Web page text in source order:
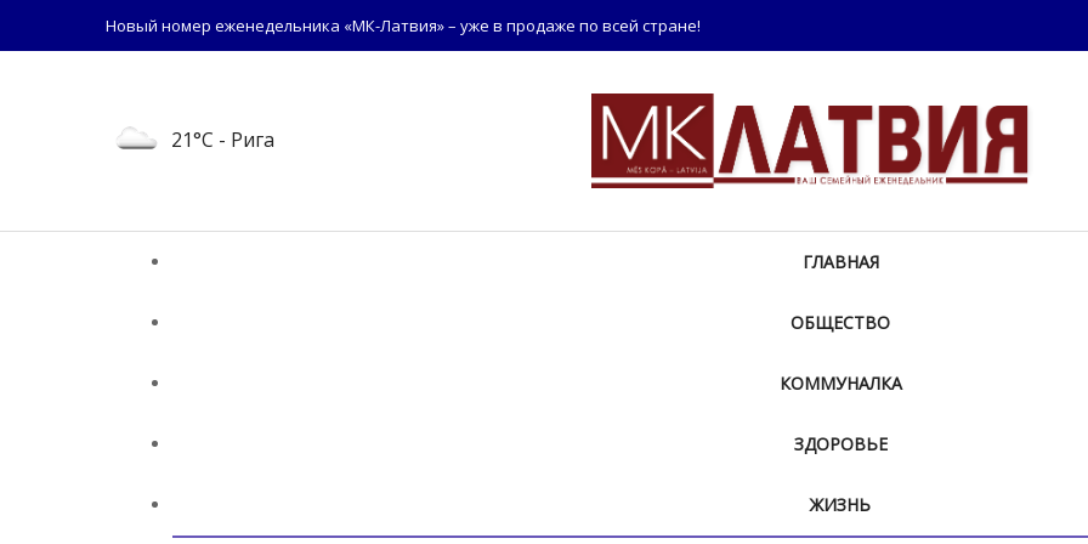
Новый номер еженедельника «МК-Латвия» – уже в продаже по всей стране!
21°C - Рига
ГЛАВНАЯ
ОБЩЕСТВО
КОММУНАЛКА
ЗДОРОВЬЕ
ЖИЗНЬ